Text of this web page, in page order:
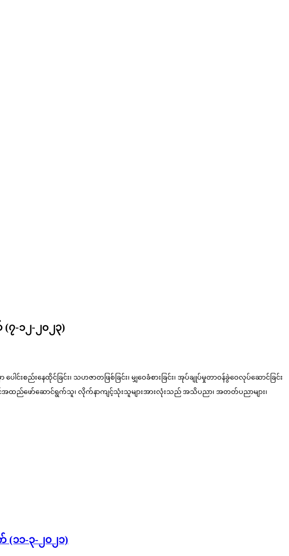
၇-၁၂-၂၀၂၃)
ေါင်းစည်းနေထိုင်ခြင်း၊ သဟဇာတဖြစ်ခြင်း၊ မျှဝေခံစားခြင်း၊ အုပ်ချုပ်မှုတာဝန်ခွဲဝေလုပ်ဆောင်ခြင်း
ည်ဖော်ဆောင်ရွက်သူ၊ လိုက်နာကျင့်သုံးသူများအားလုံးသည် အသိပညာ၊ အတတ်ပညာများ၊
(၁၁-၃-၂၀၂၁)